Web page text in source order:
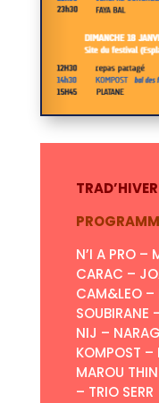
N’I A PRO –
CARAC –
CAM&LEO –
SOUBIRANE
NIJ –
KOMPOST –
MAROU
– TRIO SERR